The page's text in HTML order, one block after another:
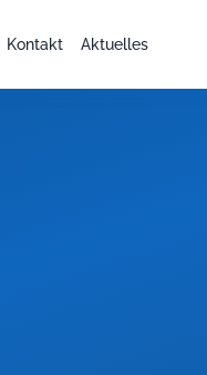
Kontakt Aktuelles